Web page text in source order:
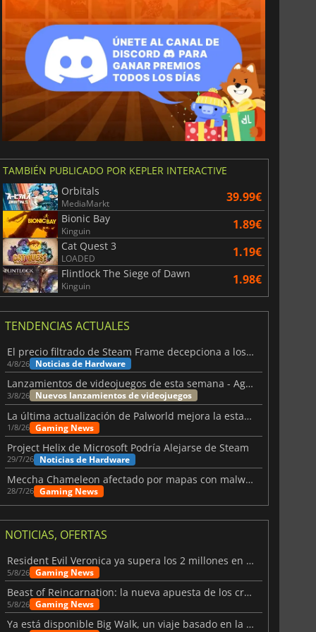
TAMBIÉN PUBLICADO POR KEPLER INTERACTIVE
Orbitals
MediaMarkt 39.99€
Bionic Bay
Kinguin 1.89€
Cat Quest 3
LOADED 1.19€
Flintlock The Siege of Dawn
Kinguin 1.98€
TENDENCIAS ACTUALES
El precio filtrado de Steam Frame decepciona a los usuarios
4/8/26 Noticias de Hardware
Lanzamientos de videojuegos de esta semana - Agosto de 2026 (semana 32)
3/8/26 Nuevos lanzamientos de videojuegos
La última actualización de Palworld mejora la estabilidad
1/8/26 Gaming News
Project Helix de Microsoft Podría Alejarse de Steam
29/7/26 Noticias de Hardware
Meccha Chameleon afectado por mapas con malware y Discord
28/7/26 Gaming News
NOTICIAS, OFERTAS
Resident Evil Veronica ya supera los 2 millones en listas de deseados
5/8/26 Gaming News
Beast of Reincarnation: la nueva apuesta de los creadores de Pokémon
5/8/26 Gaming News
Ya está disponible Big Walk, un viaje basado en la amistad